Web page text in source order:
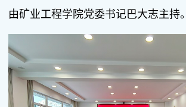
由矿业工程学院党委书记巴大志主持。